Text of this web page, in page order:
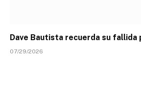
Dave Bautista recuerda su fallida
07/29/2026